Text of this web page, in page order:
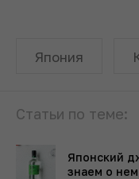
Япония
Статьи по теме:
Японский
знаем о нем